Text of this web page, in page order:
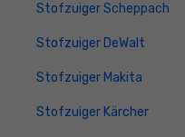
Stofzuiger Scheppach
Stofzuiger DeWalt
Stofzuiger Makita
Stofzuiger Kärcher